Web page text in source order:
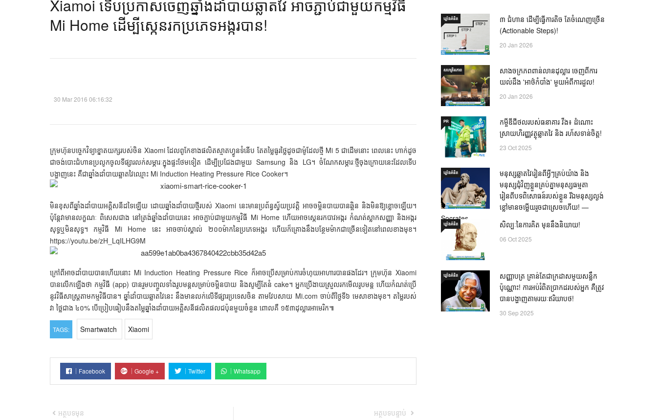
Xiamoi ​ទើប​ប្រកាស​ចេញ​ឆ្នាំង​ដាំបាយ​ឆ្លាតវៃ​ ​អាច​ភ្ជាប់​​ជាមួយ​កម្មវិធី
Mi Home ដើម្បី​ស្កេនរក​​ប្រភេទ​អង្ករ​បាន!​
30 Mar 2016 06:16:32
​ក្រុមហ៊ុន​បច្ចេកវិទ្យា​ខ្នាត​យក្ស​របស់​ចិន Xiaomi ​ដែល​ពូកែ​ខាង​ផលិត​ស្មាតហ្វូន​ទំនើប តែ​តម្លៃ​ធូរ​ថ្លៃ​ដូច​ជា​ម៉ូដែល​ថ្មី Mi 5 ជា​ដើម​នោះ ពេល​នេះ ហាក់​ដូច​
ជា​ចង់​បោះជំហាន​ប្រលូក​ចូល​ទីផ្សារ​លក់​សម្ភារៈ​ក្នុង​ផ្ទះ​ថែមទៀត ដើម្បី​ប្រជែង​ជាមួយ Samsung និង LG។ ចំណែក​សម្ភារៈ​ថ្មី​ចុងក្រោយ​នេះ​ដែល​ទើប​
បង្ហាញ​នេះ គឺ​ជា​ឆ្នាំង​ដាំបាយ​ឆ្លាតវៃ​ឈ្មោះ Mi Induction Heating Pressure Rice Cooker។
មិន​ខុស​ពី​ឆ្នាំង​ដាំបាយ​អគ្គិសនី​ដទៃ​ឡើយ ដោយ​ឆ្នាំង​ដាំបាយ​ថ្មី​របស់ Xiaomi នេះ​មាន​ប្រព័ន្ធ​ស្វ័យប្រវត្តិ អាច​ចម្អិន​បាយ​បាន​ឆ្អិន​ និង​មិន​ឱ្យ​ខ្លោច​ឡើយ។
ប៉ុន្តែ​វា​មាន​លក្ខណៈ ពិសេស​ជាង នៅ​ត្រង់​ឆ្នាំង​ដាំបាយ​នេះ អាច​ភ្ជាប់​ជាមួយ​កម្មវិធី Mi Home ​ហើយ​អាច​ស្កេន​រក​បាវ​អង្ករ កំណត់​ស្លាក​សញ្ញា និង​អង្ករ​
សុទ្ធ​ឬ​មិន​សុទ្ធ។ កម្មវិធី Mi Home ​នេះ អាច​ចាប់​ស្គាល់ ២០០ម៉ាក​នៃ​ប្រភេទ​អង្ករ ​ហើយ​ក៏​គ្រោង​នឹង​បន្ថែម​ម៉ាក​ជា​ច្រើន​ទៀត​នៅ​ពេល​ខាងមុខ។
https://youtu.be/zH_LqILHG9M
ក្រៅពី​អាច​ដាំបាយ​បាន​ហើយ​នោះ Mi Induction Heating Pressure Rice ក៏​អាច​ប្រើ​សម្រាប់​ការ​ចំហុយ​អាហារ​បាន​ផង​ដែរ។ ក្រុមហ៊ុន Xiaomi
បាន​លើកឡើង​ថា កម្មវិធី​ (app) បាន​រួម​បញ្ចូល​ទាំង​រូបមន្ត​សម្រាប់​ចម្អិន​បាយ និង​សូម្បី​តែ​នំ cake។ អ្នក​ប្រើ​ងាយស្រួល​រក​មើល​រូបមន្ត​ ហើយ​កំណត់​ប្រើ​
នូវ​វិធីសាស្ត្រ​តាម​កម្មវិធី​បាន។ ឆ្នាំ​ដាំ​បាយ​ឆ្លាត​វៃ​នេះ នឹង​មាន​លក់​លើ​ទីផ្សារ​ប្រទេស​ចិន ​តាម​វែបសាយ Mi.com ​ចាប់ពី​ថ្ងៃ​ទី៦ មេសា​ខាង​មុខ។ តម្លៃ​របស់​
វា ថ្លៃ​ជាង ៤០% បើ​ប្រៀបធៀប​នឹង​តម្លៃ​ឆ្នាំង​ដាំបាយ​អគ្គិសនី​ផលិតផល​ជប៉ុន​មួយ​ចំនួន ពោល​គឺ ១៥៣ដុល្លារ​អាមេរិក៕
TAGS: Smartwatch Xiaomi
Facebook Google + Twitter Whatsapp
អត្ថបទមុន អត្ថបទបន្ទាប់
ឃ្លាំង​គំនិត
៣ ជំហាន ដើម្បីធ្វើការតិច តែចំណេញច្រើន
(Actionable Steps)!
20 Jan 2026
សហគ្រិនភាព
សាងចក្រភពពាន់លានដុល្លារ ចេញពីការ
យល់ដឹង 'អាថ៌កំបាំង' មួយអំពីការដួល!
20 Jan 2026
PR
កម្ចីឌីជីថលរបស់ធនាគារ វីង៖ ដំណោះ
ស្រាយហិរញ្ញវត្ថុឆ្លាតវៃ និង រហ័សទាន់ចិត្ត!
23 Oct 2025
ឃ្លាំង​គំនិត
មនុស្សឆ្លាតវៃរៀនពីអ្វីៗគ្រប់យ៉ាង និង
មនុស្សជុំវិញខ្លួនគ្រប់គ្នាមនុស្សធម្មតា
រៀនពីបទពិសោធន៍របស់ខ្លួន រីឯមនុស្សល្ងង់
ខ្លៅមានចម្លើយរួចជាស្រេចហើយ! —
Socrates
21 Oct 2025
ឃ្លាំង​គំនិត សិល្បៈនៃការគិត មុននឹងនិយាយ!
06 Oct 2025
ឃ្លាំង​គំនិត
សញ្ញាបត្រ គ្រាន់តែជាក្រដាសមួយសន្លឹក
ប៉ុណ្ណោះ! ការអប់រំពិតប្រាកដរបស់អ្នក គឺត្រូវ
បានបង្ហាញតាមរយៈឥរិយាបថ!
30 Sep 2025